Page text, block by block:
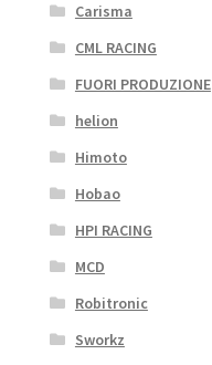
Carisma
CML RACING
FUORI PRODUZIONE
helion
Himoto
Hobao
HPI RACING
MCD
Robitronic
Sworkz